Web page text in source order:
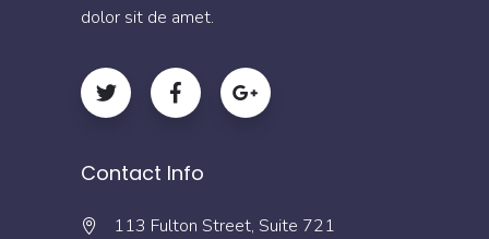
dolor sit de amet.
Contact Info
113 Fulton Street, Suite 721